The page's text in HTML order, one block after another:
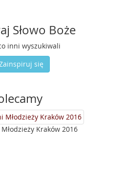
Słowo Boże
inni wyszukiwali
się
Kraków 2016